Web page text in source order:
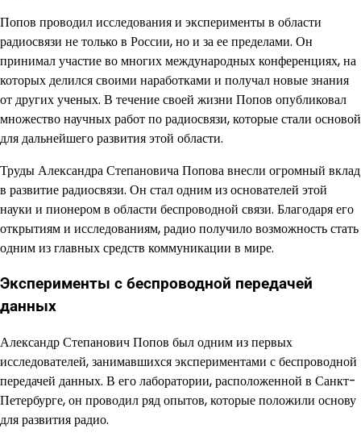
Попов проводил исследования и эксперименты в области
радиосвязи не только в России, но и за ее пределами. Он
принимал участие во многих международных конференциях, на
которых делился своими наработками и получал новые знания
от других ученых. В течение своей жизни Попов опубликовал
множество научных работ по радиосвязи, которые стали основой
для дальнейшего развития этой области.
Труды Александра Степановича Попова внесли огромный вклад
в развитие радиосвязи. Он стал одним из основателей этой
науки и пионером в области беспроводной связи. Благодаря его
открытиям и исследованиям, радио получило возможность стать
одним из главных средств коммуникации в мире.
Эксперименты с беспроводной передачей
данных
Александр Степанович Попов был одним из первых
исследователей, занимавшихся экспериментами с беспроводной
передачей данных. В его лаборатории, расположенной в Санкт-
Петербурге, он проводил ряд опытов, которые положили основу
для развития радио.